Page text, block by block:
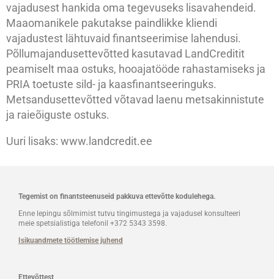
vajadusest hankida oma tegevuseks lisavahendeid.
Maaomanikele pakutakse paindlikke kliendi
vajadustest lähtuvaid finantseerimise lahendusi.
Põllumajandusettevõtted kasutavad LandCreditit
peamiselt maa ostuks, hooajatööde rahastamiseks ja
PRIA toetuste sild- ja kaasfinantseeringuks.
Metsandusettevõtted võtavad laenu metsakinnistute
ja raieõiguste ostuks.
Uuri lisaks: www.landcredit.ee
Tegemist on finantsteenuseid pakkuva ettevõtte kodulehega.
Enne lepingu sõlmimist tutvu tingimustega ja vajadusel konsulteeri
meie spetsialistiga telefonil +372 5343 3598.
Isikuandmete töötlemise juhend
Ettevõttest